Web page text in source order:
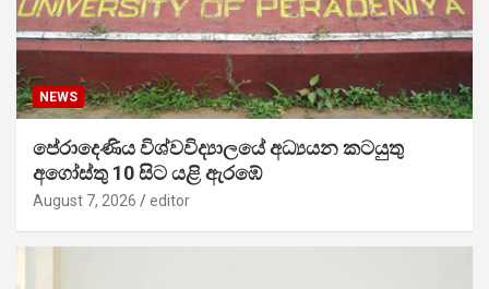
NEWS
පේරාදෙණිය විශ්වවිද්‍යාලයේ අධ්‍යයන කටයුතු
අගෝස්තු 10 සිට යළි ඇරඹේ
August 7, 2026 editor